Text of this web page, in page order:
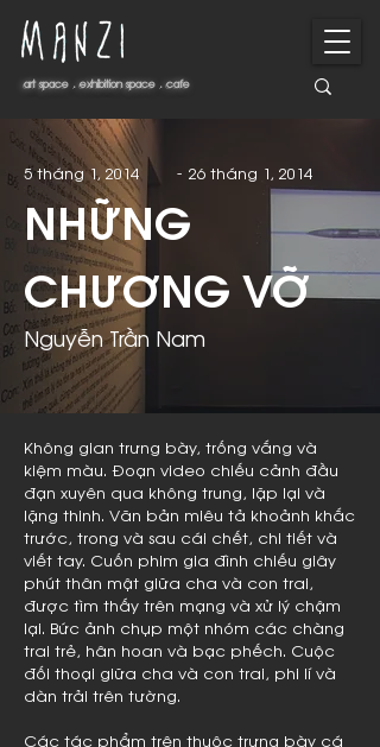
art space . exhibition space . cafe
art space . exhibition space . cafe
5 tháng 1, 2014 - 26 tháng 1, 2014
NHỮNG
CHƯƠNG VỠ
Nguyễn Trần Nam
Không gian trưng bày, trống vắng và
kiệm màu. Đoạn video chiếu cảnh đầu
đạn xuyên qua không trung, lặp lại và
lặng thinh. Văn bản miêu tả khoảnh khắc
trước, trong và sau cái chết, chi tiết và
viết tay. Cuốn phim gia đình chiếu giây
phút thân mật giữa cha và con trai,
được tìm thấy trên mạng và xử lý chậm
lại. Bức ảnh chụp một nhóm các chàng
trai trẻ, hân hoan và bạc phếch. Cuộc
đối thoại giữa cha và con trai, phi lí và
dàn trải trên tường.
Các tác phẩm trên thuộc trưng bày cá